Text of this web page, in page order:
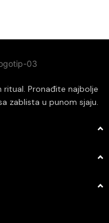
ritual. Pronađite najbolje
zablista u punom sjaju.